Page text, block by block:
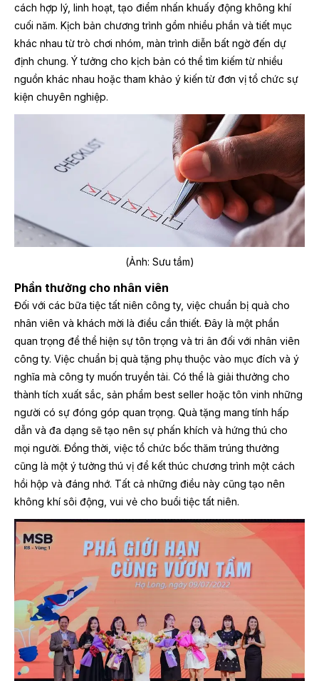
cách hợp lý, linh hoạt, tạo điểm nhấn khuấy động không khí
cuối năm. Kịch bản chương trình gồm nhiều phần và tiết mục
khác nhau từ trò chơi nhóm, màn trình diễn bất ngờ đến dự
định chung. Ý tưởng cho kịch bản có thể tìm kiếm từ nhiều
nguồn khác nhau hoặc tham khảo ý kiến từ đơn vị tổ chức sự
kiện chuyên nghiệp.
(Ảnh: Sưu tầm)
Phần thưởng cho nhân viên
Đối với các bữa tiệc tất niên công ty, việc chuẩn bị quà cho
nhân viên và khách mời là điều cần thiết. Đây là một phần
quan trọng để thể hiện sự tôn trọng và tri ân đối với nhân viên
công ty. Việc chuẩn bị quà tặng phụ thuộc vào mục đích và ý
nghĩa mà công ty muốn truyền tải. Có thể là giải thưởng cho
thành tích xuất sắc, sản phẩm best seller hoặc tôn vinh những
người có sự đóng góp quan trọng. Quà tặng mang tính hấp
dẫn và đa dạng sẽ tạo nên sự phấn khích và hứng thú cho
mọi người. Đồng thời, việc tổ chức bốc thăm trúng thưởng
cũng là một ý tưởng thú vị để kết thúc chương trình một cách
hồi hộp và đáng nhớ. Tất cả những điều này cũng tạo nên
không khí sôi động, vui vẻ cho buổi tiệc tất niên.